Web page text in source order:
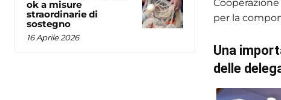
ok a misure
straordinarie di
sostegno
16 Aprile 2026
per la
Una
delle